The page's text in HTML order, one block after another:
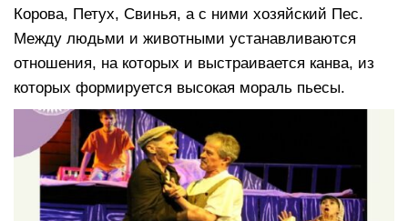
Корова, Петух, Свинья, а с ними хозяйский Пес.
Между людьми и животными устанавливаются
отношения, на которых и выстраивается канва, из
которых формируется высокая мораль пьесы.